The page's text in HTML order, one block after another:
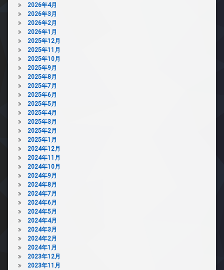
2026年4月
2026年3月
2026年2月
2026年1月
2025年12月
2025年11月
2025年10月
2025年9月
2025年8月
2025年7月
2025年6月
2025年5月
2025年4月
2025年3月
2025年2月
2025年1月
2024年12月
2024年11月
2024年10月
2024年9月
2024年8月
2024年7月
2024年6月
2024年5月
2024年4月
2024年3月
2024年2月
2024年1月
2023年12月
2023年11月